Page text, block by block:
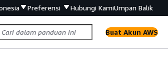
Preferensi Hubungi KamiUmpan Balik
Buat Akun AWS